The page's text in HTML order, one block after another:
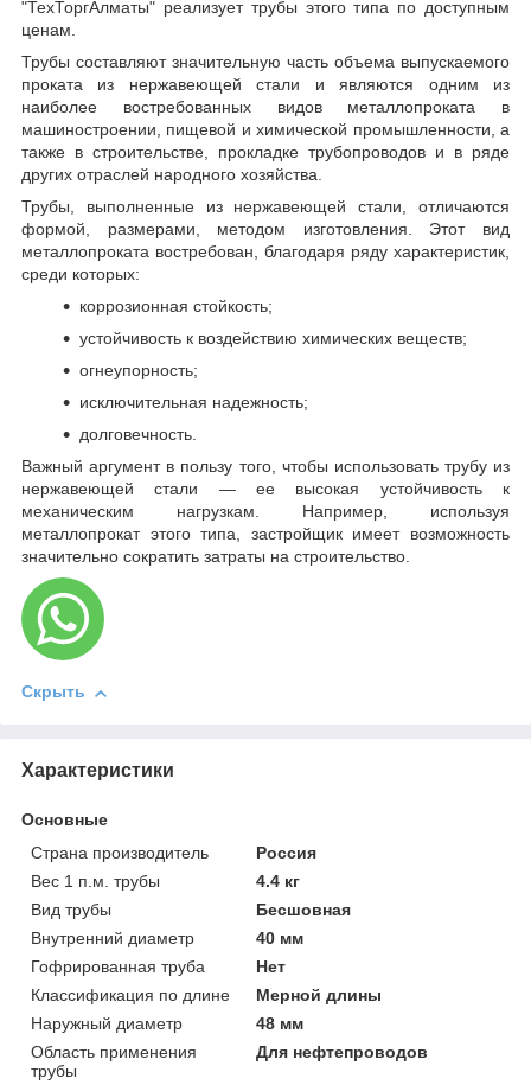
"ТехТоргАлматы" реализует трубы этого типа по доступным
ценам.
Трубы составляют значительную часть объема выпускаемого
проката из нержавеющей стали и являются одним из
наиболее востребованных видов металлопроката в
машиностроении, пищевой и химической промышленности, а
также в строительстве, прокладке трубопроводов и в ряде
других отраслей народного хозяйства.
Трубы, выполненные из нержавеющей стали, отличаются
формой, размерами, методом изготовления. Этот вид
металлопроката востребован, благодаря ряду характеристик,
среди которых:
коррозионная стойкость;
устойчивость к воздействию химических веществ;
огнеупорность;
исключительная надежность;
долговечность.
Важный аргумент в пользу того, чтобы использовать трубу из
нержавеющей стали — ее высокая устойчивость к
механическим нагрузкам. Например, используя
металлопрокат этого типа, застройщик имеет возможность
значительно сократить затраты на строительство.
Скрыть
Характеристики
Основные
Страна производитель
Россия
Вес 1 п.м. трубы
4.4 кг
Вид трубы
Бесшовная
Внутренний диаметр
40 мм
Гофрированная труба
Нет
Классификация по длине
Мерной длины
Наружный диаметр
48 мм
Область применения
трубы
Для нефтепроводов